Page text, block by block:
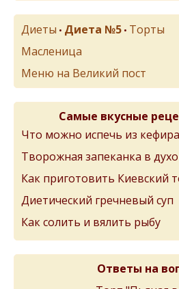
Диеты • Диета №5 • Торты
Масленица
Меню на Великий пост
Самые вкусные
Что можно испечь из
Творожная запеканка в
Как приготовить Киевский
Диетический гречневый суп
Как солить и вялить рыбу
Ответы на